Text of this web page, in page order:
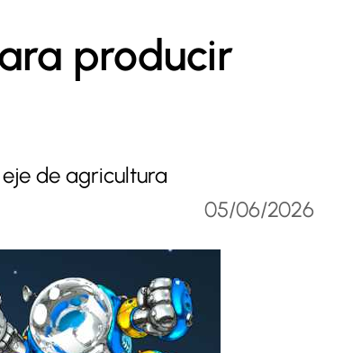
producir
de agricultura
05/06/2026